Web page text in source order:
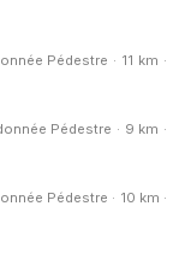
Pédestre · 11 km ·
Pédestre · 9 km ·
Pédestre · 10 km ·